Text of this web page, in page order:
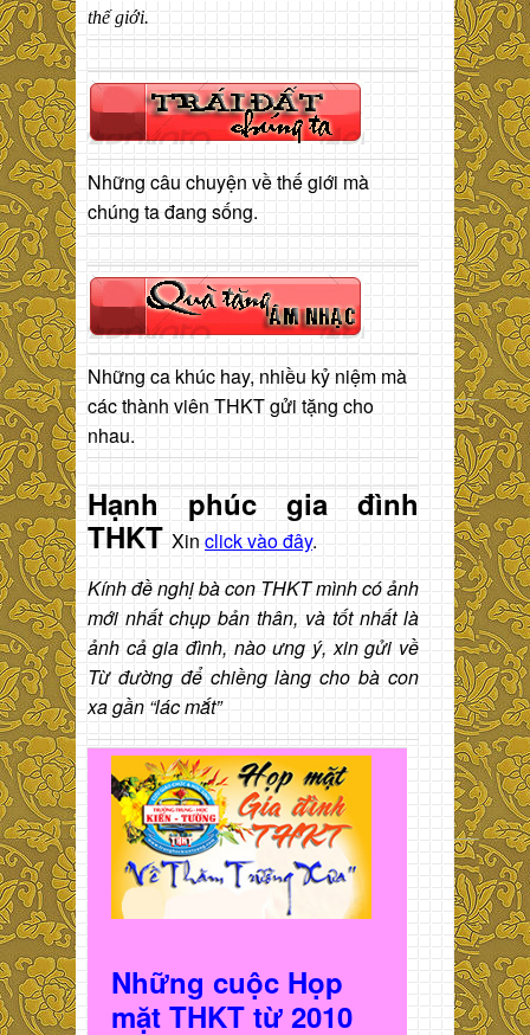
thế giới.
Những câu chuyện về thế giới mà
chúng ta đang sống.
Những ca khúc hay, nhiều kỷ niệm mà
các thành viên THKT gửi tặng cho
nhau.
Hạnh phúc gia đình
THKT Xin click vào đây.
Kính đề nghị bà con THKT mình có ảnh
mới nhất chụp bản thân, và tốt nhất là
ảnh cả gia đình, nào ưng ý, xin gửi về
Từ đường để chiềng làng cho bà con
xa gần “lác mắt”
Những cuộc Họp
mặt THKT từ 2010